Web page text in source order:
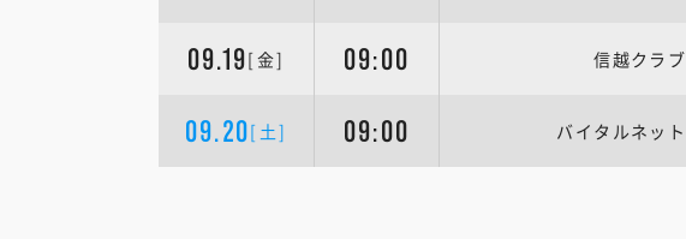
09.19[金] 09:00 信越クラブ
09.20[土] 09:00 バイタルネット